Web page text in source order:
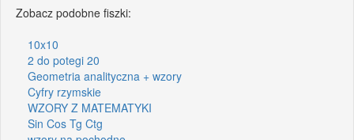
Zobacz podobne fiszki:
10x10
2 do potegi 20
Geometria analityczna + wzory
Cyfry rzymskie
WZORY Z MATEMATYKI
Sin Cos Tg Ctg